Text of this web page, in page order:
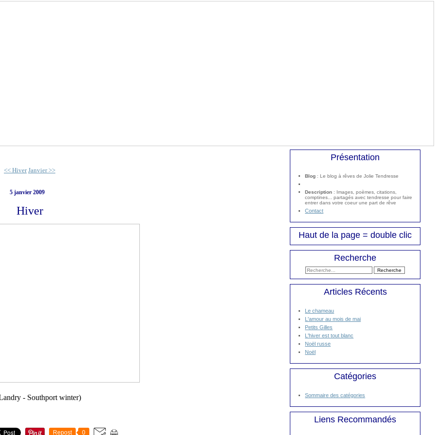
<< Hiver Janvier >>
5 janvier 2009
Hiver
- Southport winter)
Repost 0
Présentation
Blog : Le blog à rêves de Jolie Tendresse
Description : Images, poèmes, citations,
comptines... partagés avec tendresse pour faire
entrer dans votre coeur une part de rêve
Contact
Haut de la page = double clic
Recherche
Articles Récents
Le chameau
L'amour au mois de mai
Petits Gilles
L'hiver est tout blanc
Noël russe
Noël
Catégories
Sommaire des catégories
Liens Recommandés